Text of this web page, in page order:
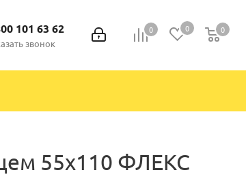
0 0 0
0
101 63 62
звонок
55х110 ФЛЕКС